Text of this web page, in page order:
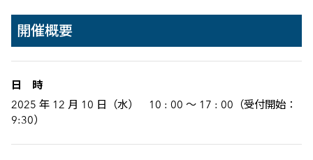
開催概要
日 時
2025 年 12 月 10 日（水） 10 : 00 ～ 17 : 00（受付開始：
9:30）